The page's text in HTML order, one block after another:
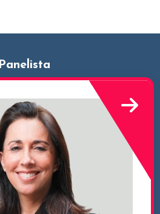
Panelista